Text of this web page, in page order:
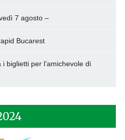
7 agosto –
Bucarest
biglietti per l’amichevole di